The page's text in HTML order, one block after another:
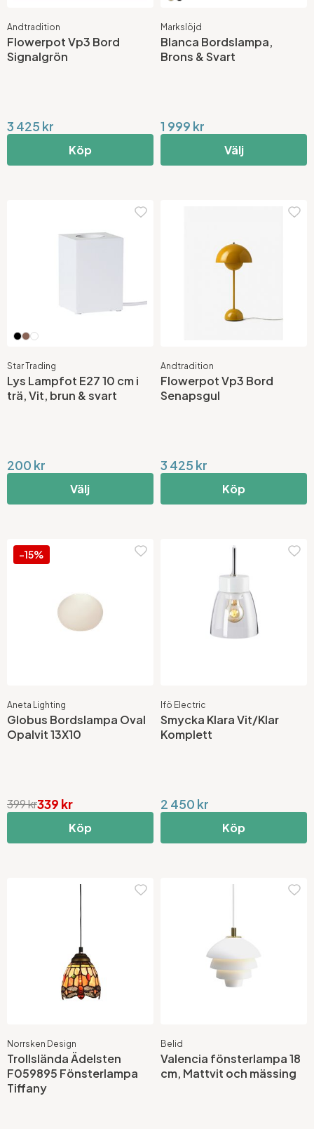
Andtradition
Flowerpot Vp3 Bord
Signalgrön
3 425 kr
Köp
Markslöjd
Blanca Bordslampa,
Brons & Svart
1 999 kr
Välj
Star Trading
Lys Lampfot E27 10 cm i
trä, Vit, brun & svart
200 kr
Välj
Andtradition
Flowerpot Vp3 Bord
Senapsgul
3 425 kr
Köp
-15%
Aneta Lighting
Globus Bordslampa Oval
Opalvit 13X10
339 kr
399 kr
Köp
Ifö Electric
Smycka Klara Vit/Klar
Komplett
2 450 kr
Köp
Norrsken Design
Trollslända Ädelsten
F059895 Fönsterlampa
Tiffany
Belid
Valencia fönsterlampa 18
cm, Mattvit och mässing